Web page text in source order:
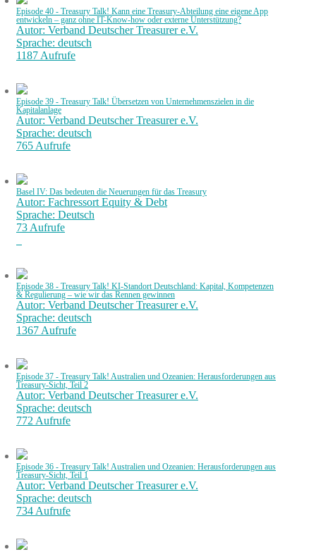
Episode 40 - Treasury Talk! Kann eine Treasury-Abteilung eine eigene App
entwickeln – ganz ohne IT-Know-how oder externe Unterstützung?
Autor: Verband Deutscher Treasurer e.V.
Sprache: deutsch
1187 Aufrufe
Episode 39 - Treasury Talk! Übersetzen von Unternehmenszielen in die
Kapitalanlage
Autor: Verband Deutscher Treasurer e.V.
Sprache: deutsch
765 Aufrufe
Basel IV: Das bedeuten die Neuerungen für das Treasury
Autor: Fachressort Equity & Debt
Sprache: Deutsch
73 Aufrufe
Episode 38 - Treasury Talk! KI-Standort Deutschland: Kapital, Kompetenzen
& Regulierung – wie wir das Rennen gewinnen
Autor: Verband Deutscher Treasurer e.V.
Sprache: deutsch
1367 Aufrufe
Episode 37 - Treasury Talk! Australien und Ozeanien: Herausforderungen aus
Treasury-Sicht, Teil 2
Autor: Verband Deutscher Treasurer e.V.
Sprache: deutsch
772 Aufrufe
Episode 36 - Treasury Talk! Australien und Ozeanien: Herausforderungen aus
Treasury-Sicht, Teil 1
Autor: Verband Deutscher Treasurer e.V.
Sprache: deutsch
734 Aufrufe